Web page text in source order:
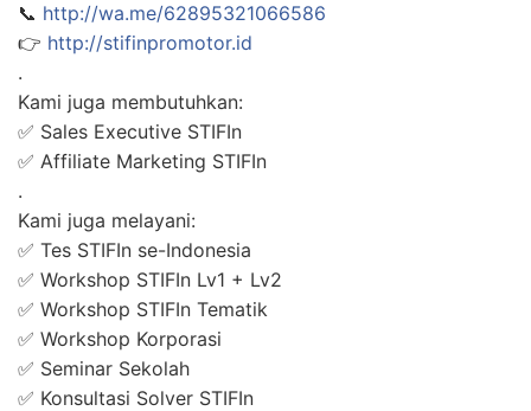
📞 http://wa.me/62895321066586
👉 http://stifinpromotor.id
.
Kami juga membutuhkan:
✅ Sales Executive STIFIn
✅ Affiliate Marketing STIFIn
.
Kami juga melayani:
✅ Tes STIFIn se-Indonesia
✅ Workshop STIFIn Lv1 + Lv2
✅ Workshop STIFIn Tematik
✅ Workshop Korporasi
✅ Seminar Sekolah
✅ Konsultasi Solver STIFIn